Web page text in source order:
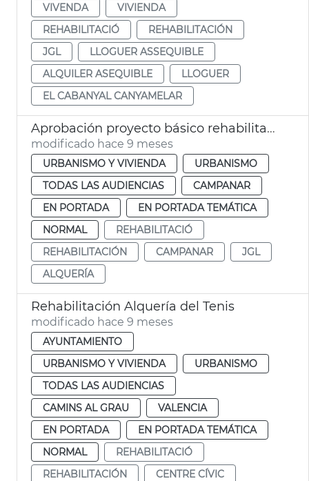
VIVENDA
VIVIENDA
REHABILITACIÓ
REHABILITACIÓN
JGL
LLOGUER ASSEQUIBLE
ALQUILER ASEQUIBLE
LLOGUER
EL CABANYAL CANYAMELAR
Aprobación proyecto básico rehabilitación Alquería de Campanario València
modificado hace 9 meses
URBANISMO Y VIVIENDA
URBANISMO
TODAS LAS AUDIENCIAS
CAMPANAR
EN PORTADA
EN PORTADA TEMÁTICA
NORMAL
REHABILITACIÓ
REHABILITACIÓN
CAMPANAR
JGL
ALQUERÍA
Rehabilitación Alquería del Tenis
modificado hace 9 meses
AYUNTAMIENTO
URBANISMO Y VIVIENDA
URBANISMO
TODAS LAS AUDIENCIAS
CAMINS AL GRAU
VALENCIA
EN PORTADA
EN PORTADA TEMÁTICA
NORMAL
REHABILITACIÓ
REHABILITACIÓN
CENTRE CÍVIC